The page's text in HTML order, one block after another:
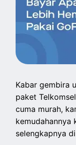
Kabar gembira
paket
cuma murah,
kemudahannya
selengkapnya